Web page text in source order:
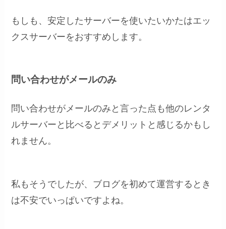
もしも、安定したサーバーを使いたいかたはエッ
クスサーバーをおすすめします。
問い合わせがメールのみ
問い合わせがメールのみと言った点も他のレンタ
ルサーバーと比べるとデメリットと感じるかもし
れません。
私もそうでしたが、ブログを初めて運営するとき
は不安でいっぱいですよね。